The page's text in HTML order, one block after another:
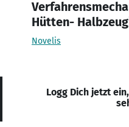
Hütten-
Novelis
Logg Dich jetzt